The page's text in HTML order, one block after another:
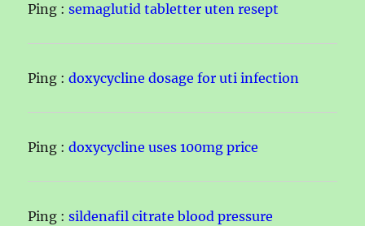
Ping :semaglutid tabletter uten resept
Ping :doxycycline dosage for uti infection
Ping :doxycycline uses 100mg price
Ping :sildenafil citrate blood pressure